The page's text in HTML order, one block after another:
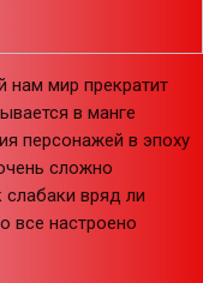
нам мир прекратит
в манге
персонажей в эпоху
сложно
слабаки вряд ли
все настроено